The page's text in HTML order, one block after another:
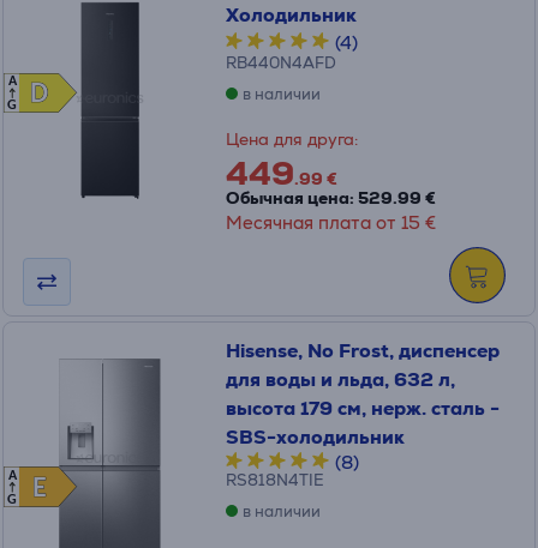
D
D
A
G
Холодильник
(4)
RB440N4AFD
в наличии
Цена для друга:
449.99 €
Обычная цена: 529.99 €
Месячная плата от 15 €
E
E
A
G
Hisense, No Frost, диспенсер
для воды и льда, 632 л,
высота 179 см, нерж. сталь -
SBS-холодильник
(8)
RS818N4TIE
в наличии